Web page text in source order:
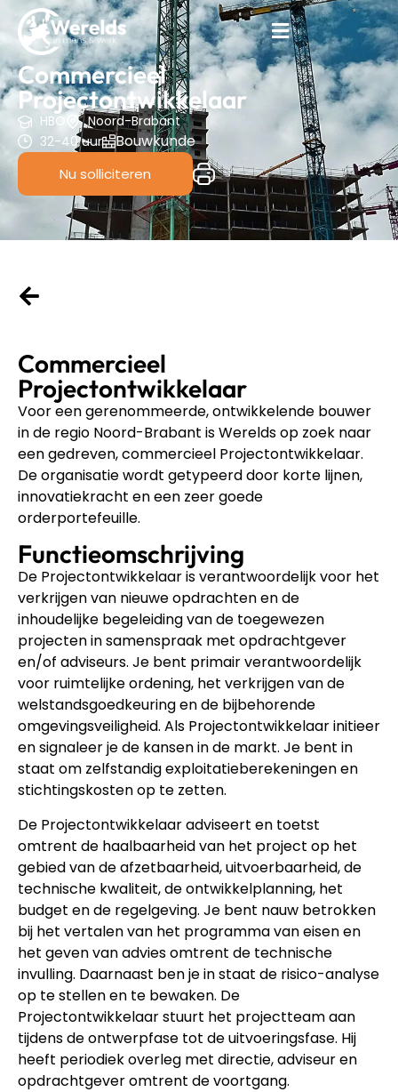
Commercieel
Projectontwikkelaar
HBO
Noord-Brabant
32-40 uur
Bouwkunde
Nu solliciteren
Commercieel
Projectontwikkelaar
Voor een gerenommeerde, ontwikkelende bouwer
in de regio Noord-Brabant is Werelds op zoek naar
een gedreven, commercieel Projectontwikkelaar.
De organisatie wordt getypeerd door korte lijnen,
innovatiekracht en een zeer goede
orderportefeuille.
Functieomschrijving
De Projectontwikkelaar is verantwoordelijk voor het
verkrijgen van nieuwe opdrachten en de
inhoudelijke begeleiding van de toegewezen
projecten in samenspraak met opdrachtgever
en/of adviseurs. Je bent primair verantwoordelijk
voor ruimtelijke ordening, het verkrijgen van de
welstandsgoedkeuring en de bijbehorende
omgevingsveiligheid. Als Projectontwikkelaar initieer
en signaleer je de kansen in de markt. Je bent in
staat om zelfstandig exploitatieberekeningen en
stichtingskosten op te zetten.
De Projectontwikkelaar adviseert en toetst
omtrent de haalbaarheid van het project op het
gebied van de afzetbaarheid, uitvoerbaarheid, de
technische kwaliteit, de ontwikkelplanning, het
budget en de regelgeving. Je bent nauw betrokken
bij het vertalen van het programma van eisen en
het geven van advies omtrent de technische
invulling. Daarnaast ben je in staat de risico-analyse
op te stellen en te bewaken. De
Projectontwikkelaar stuurt het projectteam aan
tijdens de ontwerpfase tot de uitvoeringsfase. Hij
heeft periodiek overleg met directie, adviseur en
opdrachtgever omtrent de voortgang.